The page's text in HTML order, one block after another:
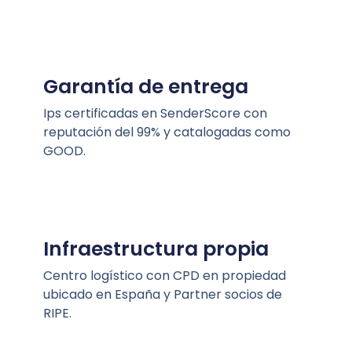
Garantía de entrega
Ips certificadas en SenderScore con
reputación del 99% y catalogadas como
GOOD.
Infraestructura propia
Centro logístico con CPD en propiedad
ubicado en España y Partner socios de
RIPE.